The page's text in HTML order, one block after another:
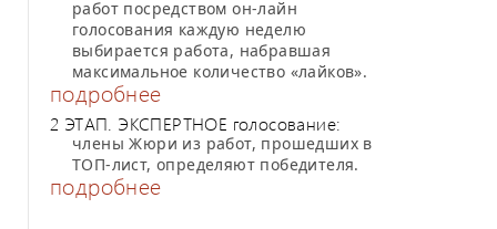
работ посредством он-лайн
голосования каждую неделю
выбирается работа, набравшая
максимальное количество «лайков».
подробнее
2 ЭТАП. ЭКСПЕРТНОЕ голосование:
члены Жюри из работ, прошедших в
ТОП-лист, определяют победителя.
подробнее